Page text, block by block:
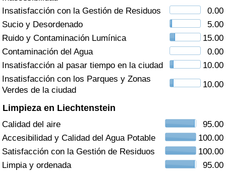
Insatisfacción con la Gestión de Residuos
0.00
Sucio y Desordenado
5.00
Ruido y Contaminación Lumínica
15.00
Contaminación del Agua
0.00
Insatisfacción al pasar tiempo en la ciudad
10.00
Insatisfacción con los Parques y Zonas
Verdes de la ciudad
10.00
Limpieza en Liechtenstein
Calidad del aire
95.00
Accesibilidad y Calidad del Agua Potable
100.00
Satisfacción con la Gestión de Residuos
100.00
Limpia y ordenada
95.00
Sanidad
Índice de Sanidad (Actual)
Índice de Sanidad
Índice de Sanidad por País
Contaminación